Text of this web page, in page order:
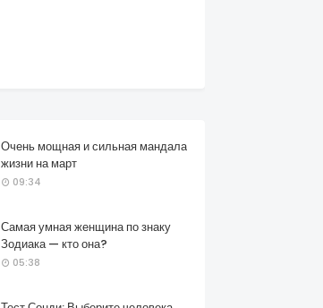
Очень мощная и сильная мандала
жизни на март
09:34
Самая умная женщина по знаку
Зодиака — кто она?
05:38